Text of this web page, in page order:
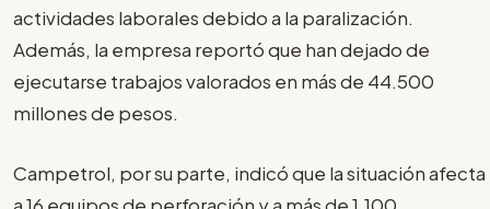
actividades laborales debido a la paralización.
Además, la empresa reportó que han dejado de
ejecutarse trabajos valorados en más de 44.500
millones de pesos.
Campetrol, por su parte, indicó que la situación afecta